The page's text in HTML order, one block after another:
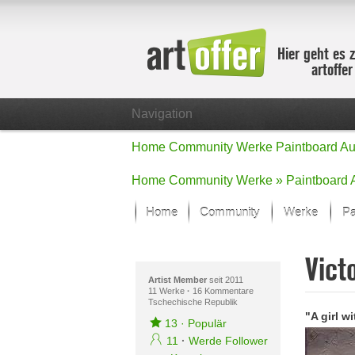
Hier geht es
Navigation
Home Community Werke Paintboard
Home Community Werke » Paintboard
Home Community Werke
Der letzte
Alle Fokus-
Fokus-
Neue Werke
Artist Memberseit 2011
11 Werke · 16 Kommentare
Tschechische Republik
13 · Populär
11 · Werde Follower
"A girl